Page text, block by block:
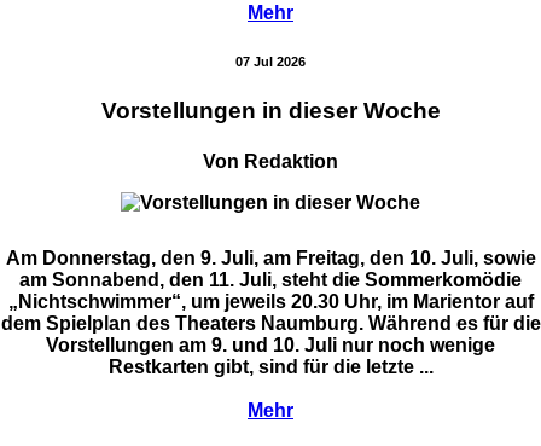
Mehr
07 Jul 2026
Vorstellungen in dieser Woche
Von Redaktion
Am Donnerstag, den 9. Juli, am Freitag, den 10. Juli, sowie
am Sonnabend, den 11. Juli, steht die Sommerkomödie
„Nichtschwimmer“, um jeweils 20.30 Uhr, im Marientor auf
dem Spielplan des Theaters Naumburg. Während es für die
Vorstellungen am 9. und 10. Juli nur noch wenige
Restkarten gibt, sind für die letzte ...
Mehr